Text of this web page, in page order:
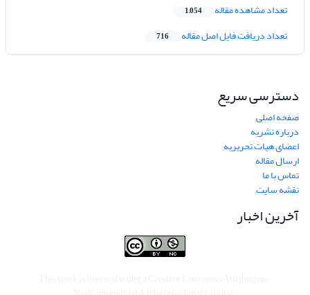
تعداد مشاهده مقاله 1,054
تعداد دریافت فایل اصل مقاله 716
دسترسی سریع
صفحه اصلی
درباره نشریه
اعضای هیات تحریریه
ارسال مقاله
تماس با ما
نقشه سایت
آخرین اخبار